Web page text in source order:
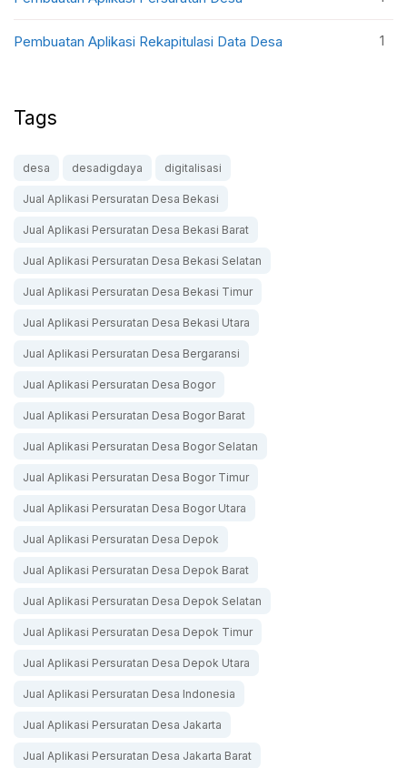
Pembuatan Aplikasi Rekapitulasi Data Desa 1
Tags
desa desadigdaya digitalisasi
Jual Aplikasi Persuratan Desa Bekasi
Jual Aplikasi Persuratan Desa Bekasi Barat
Jual Aplikasi Persuratan Desa Bekasi Selatan
Jual Aplikasi Persuratan Desa Bekasi Timur
Jual Aplikasi Persuratan Desa Bekasi Utara
Jual Aplikasi Persuratan Desa Bergaransi
Jual Aplikasi Persuratan Desa Bogor
Jual Aplikasi Persuratan Desa Bogor Barat
Jual Aplikasi Persuratan Desa Bogor Selatan
Jual Aplikasi Persuratan Desa Bogor Timur
Jual Aplikasi Persuratan Desa Bogor Utara
Jual Aplikasi Persuratan Desa Depok
Jual Aplikasi Persuratan Desa Depok Barat
Jual Aplikasi Persuratan Desa Depok Selatan
Jual Aplikasi Persuratan Desa Depok Timur
Jual Aplikasi Persuratan Desa Depok Utara
Jual Aplikasi Persuratan Desa Indonesia
Jual Aplikasi Persuratan Desa Jakarta
Jual Aplikasi Persuratan Desa Jakarta Barat